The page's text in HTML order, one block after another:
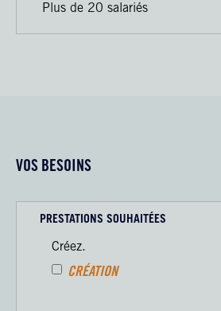
Plus de 20 salariés
VOS BESOINS
PRESTATIONS SOUHAITÉES
Créez.
CRÉATION